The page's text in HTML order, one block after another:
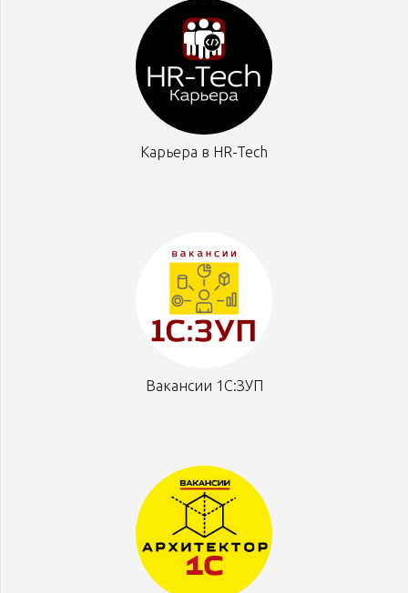
Карьера в HR-Tech
Вакансии 1С:ЗУП